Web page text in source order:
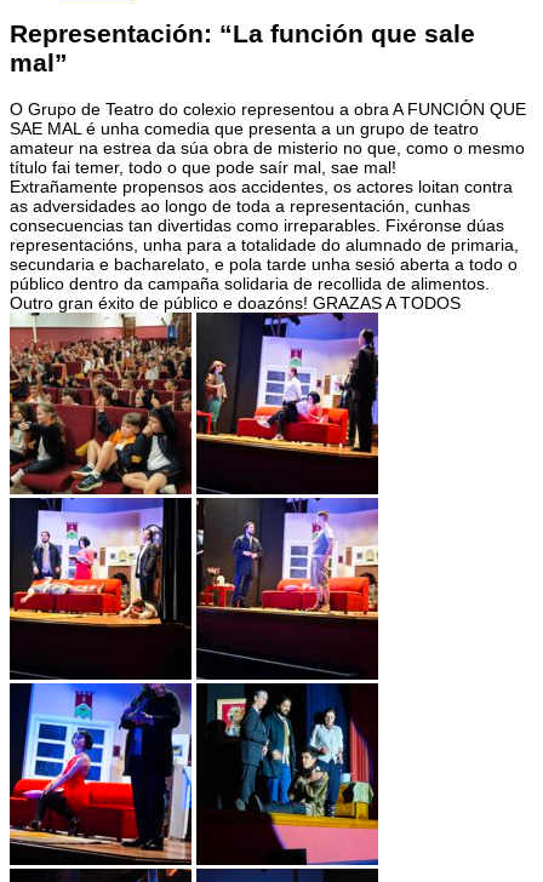
Representación: “La función que sale
mal”
O Grupo de Teatro do colexio representou a obra A FUNCIÓN QUE
SAE MAL é unha comedia que presenta a un grupo de teatro
amateur na estrea da súa obra de misterio no que, como o mesmo
título fai temer, todo o que pode saír mal, sae mal!
Extrañamente propensos aos accidentes, os actores loitan contra
as adversidades ao longo de toda a representación, cunhas
consecuencias tan divertidas como irreparables. Fixéronse dúas
representacións, unha para a totalidade do alumnado de primaria,
secundaria e bacharelato, e pola tarde unha sesió aberta a todo o
público dentro da campaña solidaria de recollida de alimentos.
Outro gran éxito de público e doazóns! GRAZAS A TODOS